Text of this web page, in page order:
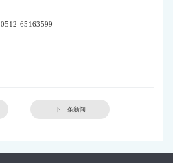
0512-65163599
下一条新闻